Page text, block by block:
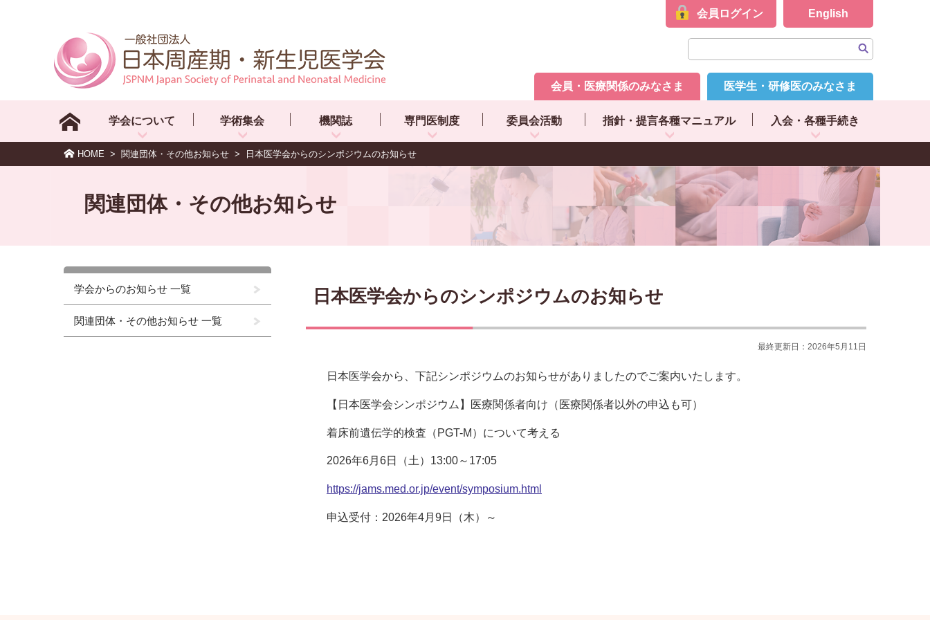
会員ログイン English
会員・医療関係のみなさま 医学生・研修医のみなさま
学会について 学術集会 機関誌 専門医制度 委員会活動 指針・提言各種マニュアル 入会・各種手続き
HOME > 関連団体・その他お知らせ > 日本医学会からのシンポジウムのお知らせ
関連団体・その他お知らせ
学会からのお知らせ 一覧
関連団体・その他お知らせ 一覧
日本医学会からのシンポジウムのお知らせ
最終更新日：2026年5月11日
日本医学会から、下記シンポジウムのお知らせがありましたのでご案内いたします。
【日本医学会シンポジウム】医療関係者向け（医療関係者以外の申込も可）
着床前遺伝学的検査（PGT-M）について考える
2026年6月6日（土）13:00～17:05
https://jams.med.or.jp/event/symposium.html
申込受付：2026年4月9日（木）～